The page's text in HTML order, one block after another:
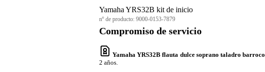
Yamaha YRS32B kit de inicio
nº de producto: 9000-0153-7879
Compromiso de servicio
Yamaha YRS32B flauta dulce soprano taladro barroco
2 años.